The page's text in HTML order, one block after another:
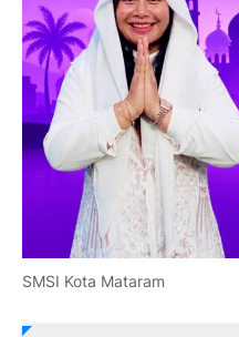
SMSI Kota Mataram